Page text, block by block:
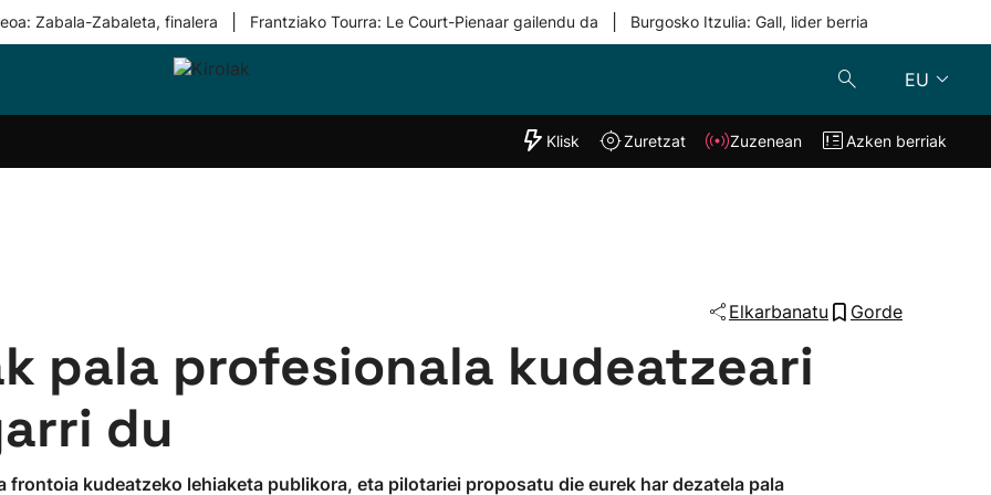
Zabala-Zabaleta, finalera Frantziako Tourra: Le Court-Pienaar gailendu da Burgosko Itzulia: Gall, lider berria
EU
Taldeak
"Helmuga"
Klisk Zuzenean
Klisk Zuretzat Zuzenean Azken berriak
Elkarbanatu Gorde
pala profesionala kudeatzeari
du
frontoia kudeatzeko lehiaketa publikora, eta pilotariei proposatu die eurek har dezatela pala